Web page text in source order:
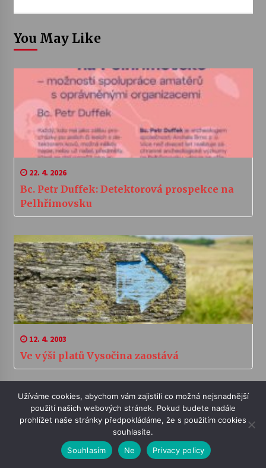
You May Like
22. 4. 2026
Bc. Petr Duffek: Detektorová prospekce na
Pelhřimovsku
12. 4. 2003
Ve výši platů Vysočina zaostává
Užíváme cookies, abychom vám zajistili co možná nejsnadnější
použití našich webových stránek. Pokud budete nadále
prohlížet naše stránky předpokládáme, že s použitím cookies
souhlasíte.
Souhlasím
Ne Privacy policy